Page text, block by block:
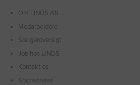
Om LINDS AS
Medarbejdere
Sælgeroversigt
Job hos LINDS
Kontakt os
Sponsorater